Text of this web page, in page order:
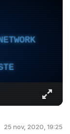
25 nov, 2020, 19:25